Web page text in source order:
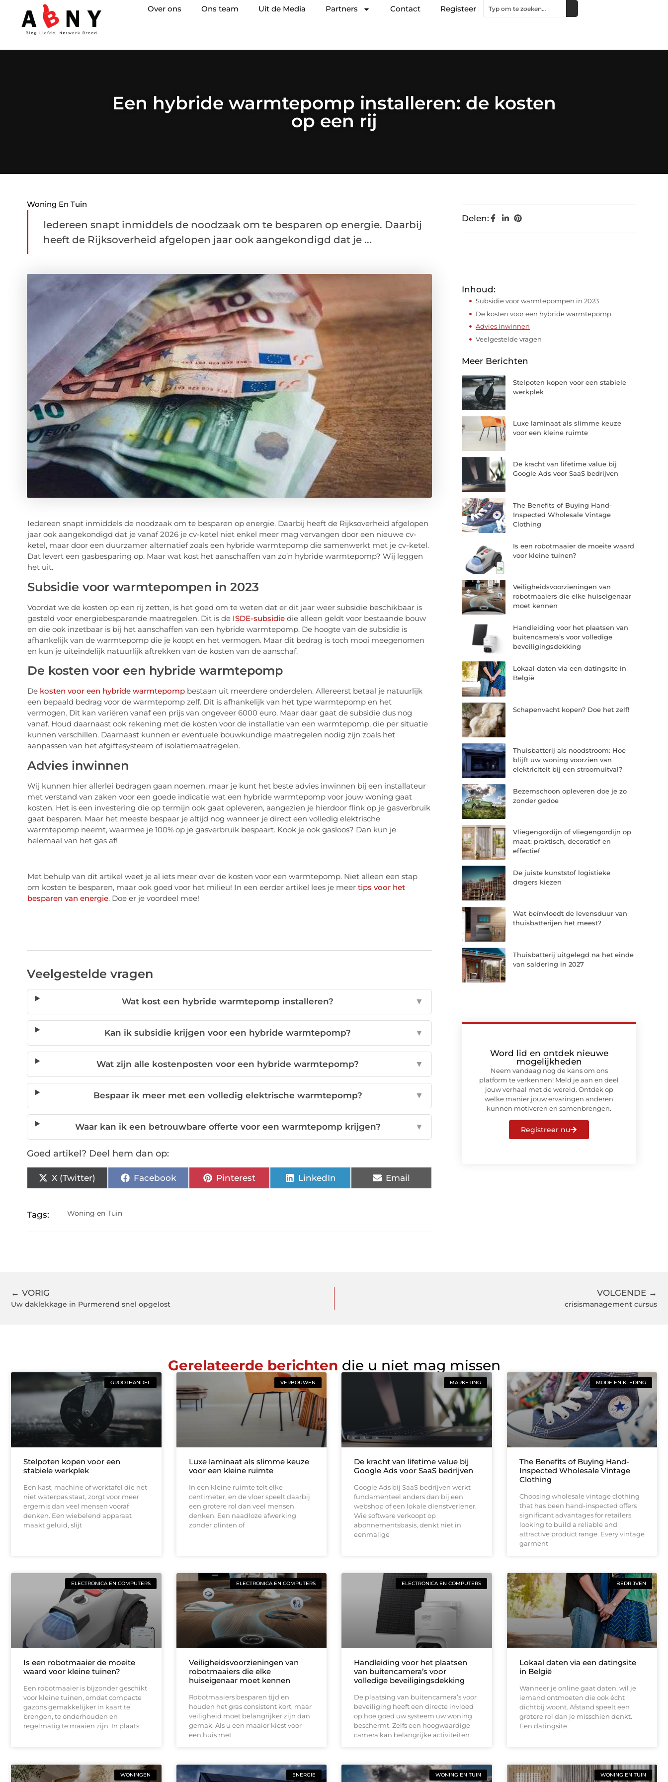
Over ons Ons team Uit de Media Partners Contact Registeer
Een hybride warmtepomp installeren: de kosten
op een rij
Woning En Tuin
Iedereen snapt inmiddels de noodzaak om te besparen op energie. Daarbij
heeft de Rijksoverheid afgelopen jaar ook aangekondigd dat je ...
Iedereen snapt inmiddels de noodzaak om te besparen op energie. Daarbij heeft de Rijksoverheid afgelopen
jaar ook aangekondigd dat je vanaf 2026 je cv-ketel niet enkel meer mag vervangen door een nieuwe cv-
ketel, maar door een duurzamer alternatief zoals een hybride warmtepomp die samenwerkt met je cv-ketel.
Dat levert een gasbesparing op. Maar wat kost het aanschaffen van zo’n hybride warmtepomp? Wij leggen
het uit.
Subsidie voor warmtepompen in 2023
Voordat we de kosten op een rij zetten, is het goed om te weten dat er dit jaar weer subsidie beschikbaar is
gesteld voor energiebesparende maatregelen. Dit is de ISDE-subsidiedie alleen geldt voor bestaande bouw
en die ook inzetbaar is bij het aanschaffen van een hybride warmtepomp. De hoogte van de subsidie is
afhankelijk van de warmtepomp die je koopt en het vermogen. Maar dit bedrag is toch mooi meegenomen
en kun je uiteindelijk natuurlijk aftrekken van de kosten van de aanschaf.
De kosten voor een hybride warmtepomp
De kosten voor een hybride warmtepompbestaan uit meerdere onderdelen. Allereerst betaal je natuurlijk
een bepaald bedrag voor de warmtepomp zelf. Dit is afhankelijk van het type warmtepomp en het
vermogen. Dit kan variëren vanaf een prijs van ongeveer 6000 euro. Maar daar gaat de subsidie dus nog
vanaf. Houd daarnaast ook rekening met de kosten voor de installatie van een warmtepomp, die per situatie
kunnen verschillen. Daarnaast kunnen er eventuele bouwkundige maatregelen nodig zijn zoals het
aanpassen van het afgiftesysteem of isolatiemaatregelen.
Advies inwinnen
Wij kunnen hier allerlei bedragen gaan noemen, maar je kunt het beste advies inwinnen bij een installateur
met verstand van zaken voor een goede indicatie wat een hybride warmtepomp voor jouw woning gaat
kosten. Het is een investering die op termijn ook gaat opleveren, aangezien je hierdoor flink op je gasverbruik
gaat besparen. Maar het meeste bespaar je altijd nog wanneer je direct een volledig elektrische
warmtepomp neemt, waarmee je 100% op je gasverbruik bespaart. Kook je ook gasloos? Dan kun je
helemaal van het gas af!
Met behulp van dit artikel weet je al iets meer over de kosten voor een warmtepomp. Niet alleen een stap
om kosten te besparen, maar ook goed voor het milieu! In een eerder artikel lees je meer tips voor het
besparen van energie. Doe er je voordeel mee!
Veelgestelde vragen
Wat kost een hybride warmtepomp installeren? ▼
Kan ik subsidie krijgen voor een hybride warmtepomp? ▼
Wat zijn alle kostenposten voor een hybride warmtepomp? ▼
Bespaar ik meer met een volledig elektrische warmtepomp? ▼
Waar kan ik een betrouwbare offerte voor een warmtepomp krijgen? ▼
Goed artikel? Deel hem dan op:
X (Twitter) Facebook Pinterest LinkedIn Email
Tags: Woning en Tuin
Delen:
Inhoud:
Subsidie voor warmtepompen in 2023
De kosten voor een hybride warmtepomp
Advies inwinnen
Veelgestelde vragen
Meer Berichten
Stelpoten kopen voor een stabiele
werkplek
Luxe laminaat als slimme keuze
voor een kleine ruimte
De kracht van lifetime value bij
Google Ads voor SaaS bedrijven
The Benefits of Buying Hand-
Inspected Wholesale Vintage
Clothing
Is een robotmaaier de moeite waard
voor kleine tuinen?
Veiligheidsvoorzieningen van
robotmaaiers die elke huiseigenaar
moet kennen
Handleiding voor het plaatsen van
buitencamera’s voor volledige
beveiligingsdekking
Lokaal daten via een datingsite in
België
Schapenvacht kopen? Doe het zelf!
Thuisbatterij als noodstroom: Hoe
blijft uw woning voorzien van
elektriciteit bij een stroomuitval?
Bezemschoon opleveren doe je zo
zonder gedoe
Vliegengordijn of vliegengordijn op
maat: praktisch, decoratief en
effectief
De juiste kunststof logistieke
dragers kiezen
Wat beïnvloedt de levensduur van
thuisbatterijen het meest?
Thuisbatterij uitgelegd na het einde
van saldering in 2027
Word lid en ontdek nieuwe
mogelijkheden
Neem vandaag nog de kans om ons
platform te verkennen! Meld je aan en deel
jouw verhaal met de wereld. Ontdek op
welke manier jouw ervaringen anderen
kunnen motiveren en samenbrengen.
Registreer nu
← VORIG
Uw daklekkage in Purmerend snel opgelost
VOLGENDE →
crisismanagement cursus
Gerelateerde berichten die u niet mag missen
GROOTHANDEL
Stelpoten kopen voor een
stabiele werkplek
Een kast, machine of werktafel die net
niet waterpas staat, zorgt voor meer
ergernis dan veel mensen vooraf
denken. Een wiebelend apparaat
maakt geluid, slijt
VERBOUWEN
Luxe laminaat als slimme keuze
voor een kleine ruimte
In een kleine ruimte telt elke
centimeter, en de vloer speelt daarbij
een grotere rol dan veel mensen
denken. Een naadloze afwerking
zonder plinten of
MARKETING
De kracht van lifetime value bij
Google Ads voor SaaS bedrijven
Google Ads bij SaaS bedrijven werkt
fundamenteel anders dan bij een
webshop of een lokale dienstverlener.
Wie software verkoopt op
abonnementsbasis, denkt niet in
eenmalige
MODE EN KLEDING
The Benefits of Buying Hand-
Inspected Wholesale Vintage
Clothing
Choosing wholesale vintage clothing
that has been hand-inspected offers
significant advantages for retailers
looking to build a reliable and
attractive product range. Every vintage
garment
ELECTRONICA EN COMPUTERS
Is een robotmaaier de moeite
waard voor kleine tuinen?
Een robotmaaier is bijzonder geschikt
voor kleine tuinen, omdat compacte
gazons gemakkelijker in kaart te
brengen, te onderhouden en
regelmatig te maaien zijn. In plaats
ELECTRONICA EN COMPUTERS
Veiligheidsvoorzieningen van
robotmaaiers die elke
huiseigenaar moet kennen
Robotmaaiers besparen tijd en
houden het gras consistent kort, maar
veiligheid moet belangrijker zijn dan
gemak. Als u een maaier kiest voor
een huis met
ELECTRONICA EN COMPUTERS
Handleiding voor het plaatsen
van buitencamera’s voor
volledige beveiligingsdekking
De plaatsing van buitencamera’s voor
beveiliging heeft een directe invloed
op hoe goed uw systeem uw woning
beschermt. Zelfs een hoogwaardige
camera kan belangrijke activiteiten
BEDRIJVEN
Lokaal daten via een datingsite
in België
Wanneer je online gaat daten, wil je
iemand ontmoeten die ook écht
dichtbij woont. Afstand speelt een
grotere rol dan je misschien denkt.
Een datingsite
WONINGEN ENERGIE WONING EN TUIN WONING EN TUIN